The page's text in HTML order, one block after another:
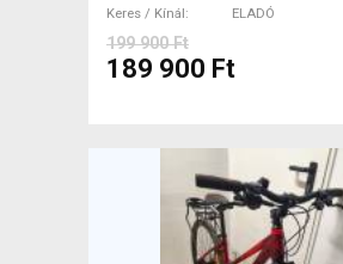
Keres / Kínál
ELADÓ
199 900 Ft
189 900 Ft